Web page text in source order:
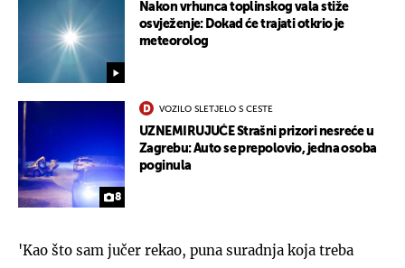
Nakon vrhunca toplinskog vala stiže
osvježenje: Dokad će trajati otkrio je
meteorolog
8
VOZILO SLETJELO S CESTE
UZNEMIRUJUĆE Strašni prizori nesreće u
Zagrebu: Auto se prepolovio, jedna osoba
poginula
'Kao što sam jučer rekao, puna suradnja koja treba